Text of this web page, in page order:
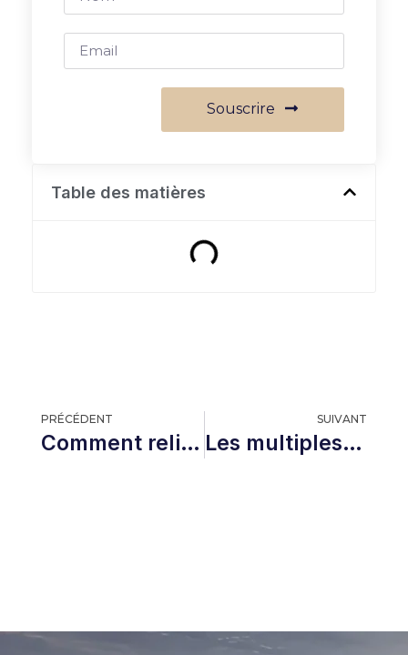
Souscrire
Table des matières
PRÉCÉDENT
Comment relier nos émotions aux malaises et maladies
SUIVANT
Les multiples langages de l’amour